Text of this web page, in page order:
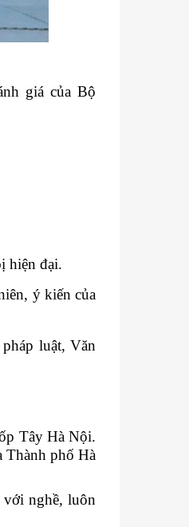
giá của Bộ
hiện đại.
ý kiến của
luật, Văn
Tây Hà Nội.
Thành phố Hà
với nghề, luôn